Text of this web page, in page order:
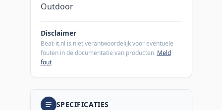
Outdoor
Disclaimer
Beat-it.nl is niet verantwoordelijk voor eventuele
fouten in de documentatie van producten. Meld
fout
SPECIFICATIES